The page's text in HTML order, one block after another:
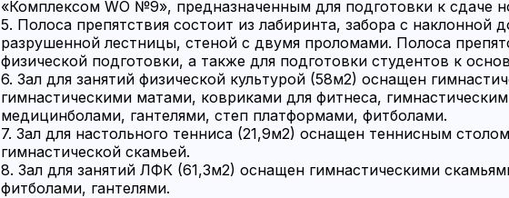
«Комплексом WO №9», предназначенным для подготовки к сдаче
5. Полоса препятствия состоит из лабиринта, забора с наклонной
разрушенной лестницы, стеной с двумя проломами. Полоса
физической подготовки, а также для подготовки студентов к
6. Зал для занятий физической культурой (58м2) оснащен
гимнастическими матами, ковриками для фитнеса,
медицинболами, гантелями, степ платформами, фитболами.
7. Зал для настольного тенниса (21,9м2) оснащен теннисным
гимнастической скамьей.
8. Зал для занятий ЛФК (61,3м2) оснащен гимнастическими
фитболами, гантелями.